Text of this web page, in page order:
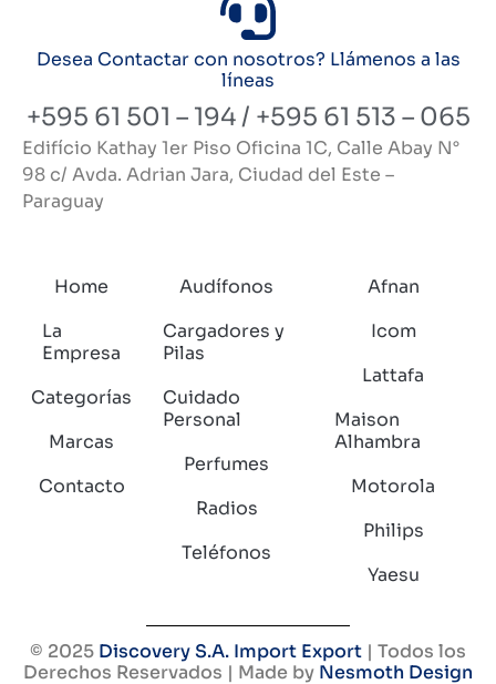
Desea Contactar con nosotros? Llámenos a las
líneas
+595 61 501 – 194 / +595 61 513 – 065
Edifício Kathay 1er Piso Oficina 1C, Calle Abay N°
98 c/ Avda. Adrian Jara, Ciudad del Este –
Paraguay
Home
La
Empresa
Categorías
Marcas
Contacto
Audífonos
Cargadores y
Pilas
Cuidado
Personal
Perfumes
Radios
Teléfonos
Afnan
Icom
Lattafa
Maison
Alhambra
Motorola
Philips
Yaesu
© 2025 Discovery S.A. Import Export | Todos los
Derechos Reservados | Made by Nesmoth Design